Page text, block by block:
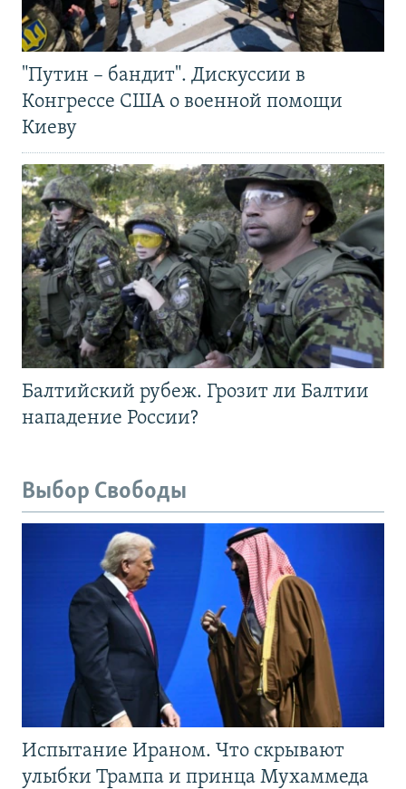
"Путин – бандит". Дискуссии в
Конгрессе США о военной помощи
Киеву
Балтийский рубеж. Грозит ли Балтии
нападение России?
Выбор Свободы
Испытание Ираном. Что скрывают
улыбки Трампа и принца Мухаммеда